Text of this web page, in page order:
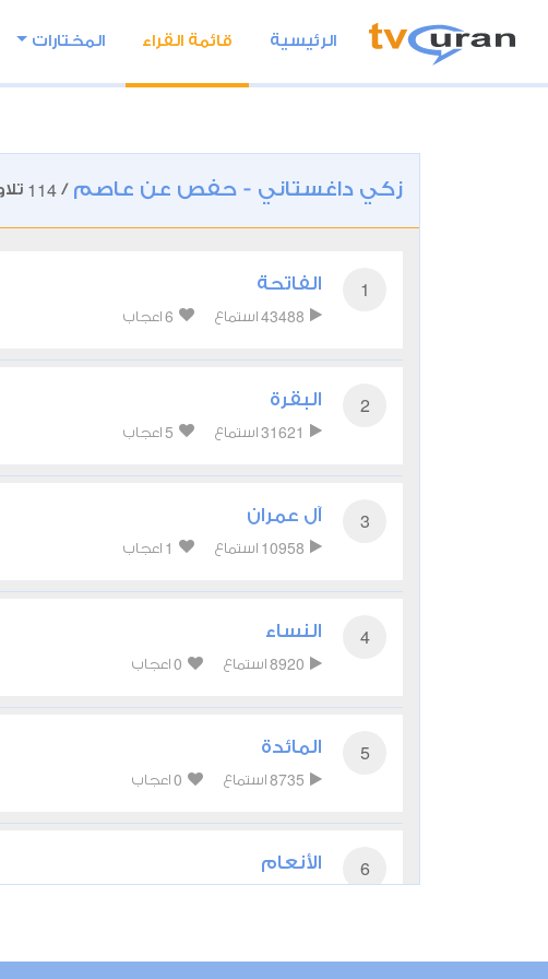
الرئيسية قائمة القراء المختارات
زكي داغستاني - حفص عن عاصم /
114
1 الفاتحة
43488 استماع 6 اعجاب
2 البقرة
31621 استماع 5 اعجاب
3 آل عمران
10958 استماع 1 اعجاب
4 النساء
8920 استماع 0 اعجاب
5 المائدة
8735 استماع 0 اعجاب
6 الأنعام